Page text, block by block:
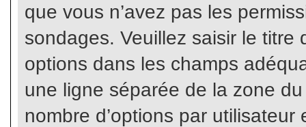
que vous n’avez pas les
sondages. Veuillez saisir le
options dans les champs
une ligne séparée de la zone
nombre d’options par